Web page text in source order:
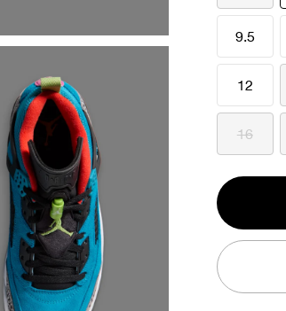
9.5
12
16